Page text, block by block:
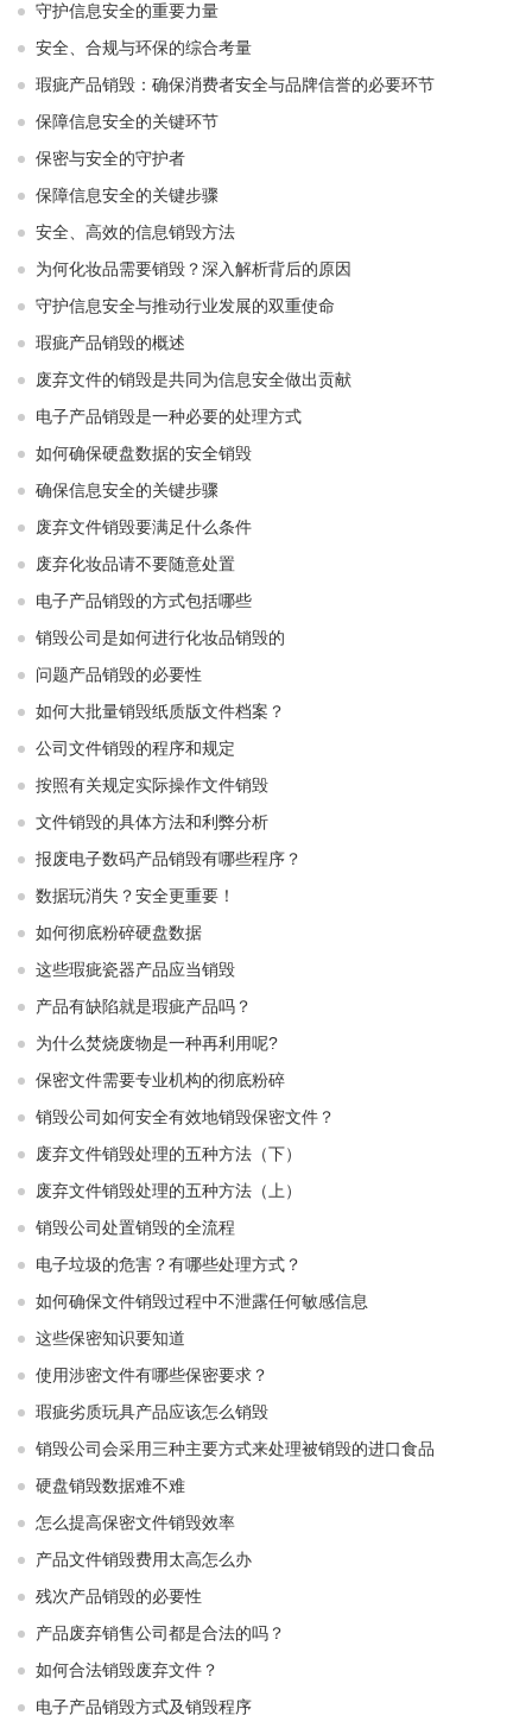
守护信息安全的重要力量
安全、合规与环保的综合考量
瑕疵产品销毁：确保消费者安全与品牌信誉的必要环节
保障信息安全的关键环节
保密与安全的守护者
保障信息安全的关键步骤
安全、高效的信息销毁方法
为何化妆品需要销毁？深入解析背后的原因
守护信息安全与推动行业发展的双重使命
瑕疵产品销毁的概述
废弃文件的销毁是共同为信息安全做出贡献
电子产品销毁是一种必要的处理方式
如何确保硬盘数据的安全销毁
确保信息安全的关键步骤
废弃文件销毁要满足什么条件
废弃化妆品请不要随意处置
电子产品销毁的方式包括哪些
销毁公司是如何进行化妆品销毁的
问题产品销毁的必要性
如何大批量销毁纸质版文件档案？
公司文件销毁的程序和规定
按照有关规定实际操作文件销毁
文件销毁的具体方法和利弊分析
报废电子数码产品销毁有哪些程序？
数据玩消失？安全更重要！
如何彻底粉碎硬盘数据
这些瑕疵瓷器产品应当销毁
产品有缺陷就是瑕疵产品吗？
为什么焚烧废物是一种再利用呢?
保密文件需要专业机构的彻底粉碎
销毁公司如何安全有效地销毁保密文件？
废弃文件销毁处理的五种方法（下）
废弃文件销毁处理的五种方法（上）
销毁公司处置销毁的全流程
电子垃圾的危害？有哪些处理方式？
如何确保文件销毁过程中不泄露任何敏感信息
这些保密知识要知道
使用涉密文件有哪些保密要求？
瑕疵劣质玩具产品应该怎么销毁
销毁公司会采用三种主要方式来处理被销毁的进口食品
硬盘销毁数据难不难
怎么提高保密文件销毁效率
产品文件销毁费用太高怎么办
残次产品销毁的必要性
产品废弃销售公司都是合法的吗？
如何合法销毁废弃文件？
电子产品销毁方式及销毁程序